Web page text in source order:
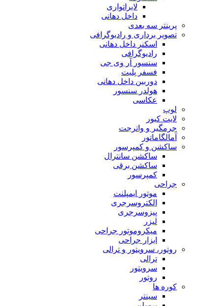
لابراتواری
داخل دهانی
پرینتر سه بعدی
تصویر برداری و رادیوگرافی
اسکنر داخل دهانی
رادیوگرافی
سنسور آر وی جی
فسفر پلیت
دوربین داخل دهانی
هولدر سنسور
عکاسی
لوپ
لایت کیور
جرمگیر و واترجت
آمالگاماتور
ساکشن و کمپرسور
ساکشن سانترال
ساکشن برقی
کمپرسور
جراحی
موتور ایمپلنت
الکتروسرجری
پیزوسرجری
لیزر
میکروموتور جراحی
ابزار جراحی
روتور، سرویتور و ترالی
ترالی
سرویتور
روتور
کوره ها
سینتر